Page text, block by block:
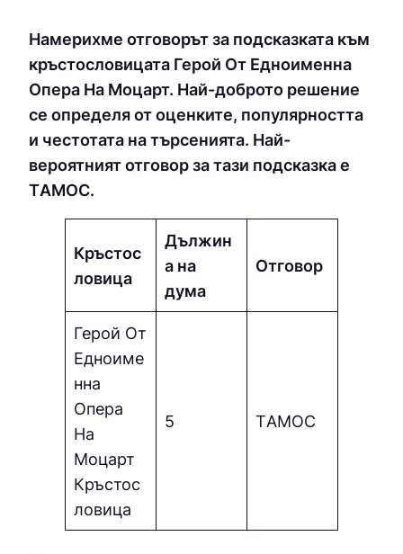
Намерихме отговорът за подсказката към
кръстословицата Герой От Едноименна
Опера На Моцарт. Най-доброто решение
се определя от оценките, популярността
и честотата на търсенията. Най-
вероятният отговор за тази подсказка е
ТAМOC.
Кръстос
ловица
Дължин
а на
дума
Отговор
Герой От
Едноиме
нна
Опера
На
Моцарт
Кръстос
ловица
5 ТAМOC